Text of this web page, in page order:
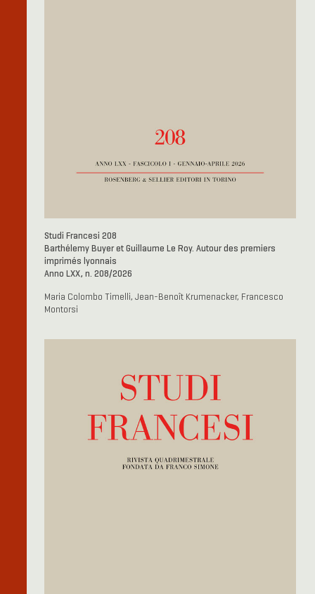
Studi Francesi 208
Barthélemy Buyer et Guillaume Le Roy. Autour des premiers
imprimés lyonnais
Anno LXX, n. 208/2026
Maria Colombo Timelli, Jean-Benoît Krumenacker, Francesco
Montorsi